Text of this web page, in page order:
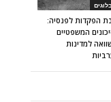
הפקדות לפנסיה:
המשפטיים
למדינות